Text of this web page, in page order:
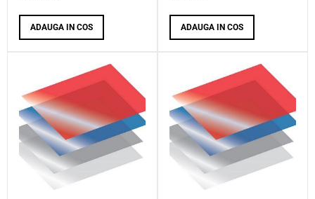
ADAUGA IN COS ADAUGA IN COS